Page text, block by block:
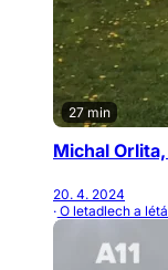
27 min
Michal
20. 4. 2024
· O letadlech a